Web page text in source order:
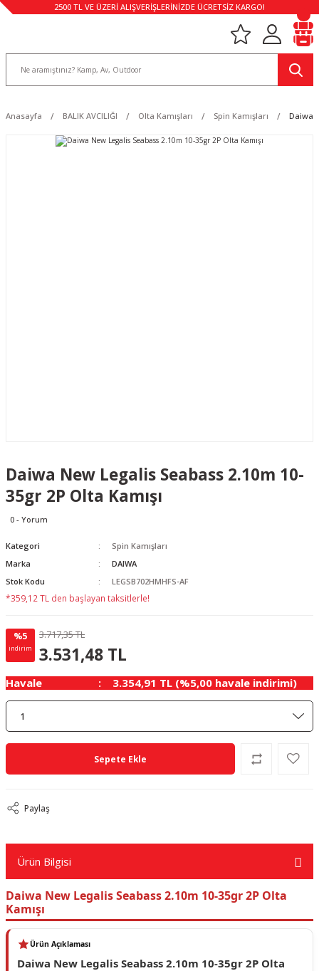
2500 TL VE ÜZERİ ALIŞVERİŞLERİNİZDE ÜCRETSİZ KARGO!
Anasayfa BALIK AVCILIĞI Olta Kamışları Spin Kamışları Daiwa
Daiwa New Legalis Seabass 2.10m 10-
35gr 2P Olta Kamışı
0 - Yorum
Kategori
Spin Kamışları
Marka
DAIWA
Stok Kodu
LEGSB702HMHFS-AF
*359,12 TL den başlayan taksitlerle!
%5
indirim
3.717,35 TL
3.531,48 TL
Havale 3.354,91 TL (%5,00 havale indirimi)
Sepete Ekle
Paylaş
Ürün Bilgisi
Daiwa New Legalis Seabass 2.10m 10-35gr 2P Olta
Kamışı
Ürün Açıklaması
Daiwa New Legalis Seabass 2.10m 10-35gr 2P Olta